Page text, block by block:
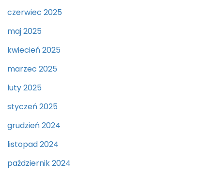
czerwiec 2025
maj 2025
kwiecień 2025
marzec 2025
luty 2025
styczeń 2025
grudzień 2024
listopad 2024
październik 2024